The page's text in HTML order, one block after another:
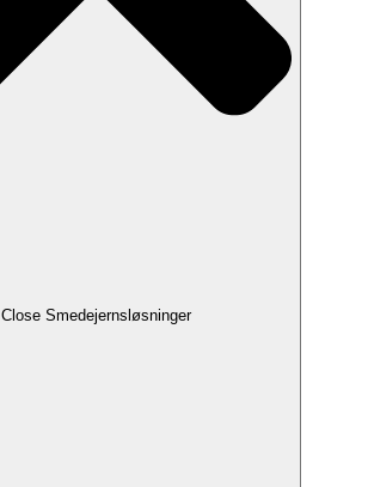
Close Smedejernsløsninger